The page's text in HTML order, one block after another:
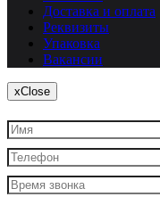
Доставка и оплата
Реквизиты
Упаковка
Вакансии
xClose